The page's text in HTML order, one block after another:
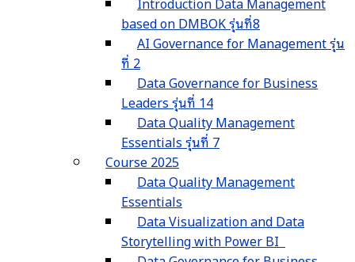
based on DMBOK รุ่นที่8
AI Governance for Management รุ่น
ที่ 2
Data Governance for Business
Leaders รุ่นที่ 14
Data Quality Management
Essentials รุ่นที่ 7
Course 2025
Data Quality Management
Essentials
Data Visualization and Data
Storytelling with Power BI